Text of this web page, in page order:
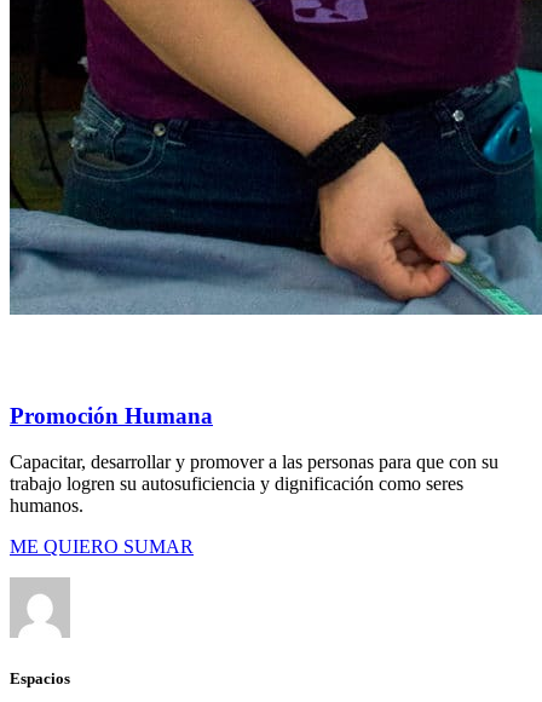
Promoción Humana
Capacitar, desarrollar y promover a las personas para que con su
trabajo logren su autosuficiencia y dignificación como seres
humanos.
ME QUIERO SUMAR
Espacios